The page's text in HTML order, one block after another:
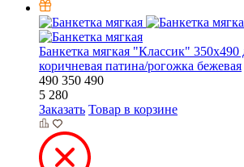
Банкетка мягкая "Классик"
коричневая патина/рогожка бежевая
490 350 490
5 280
Заказать Товар в корзине